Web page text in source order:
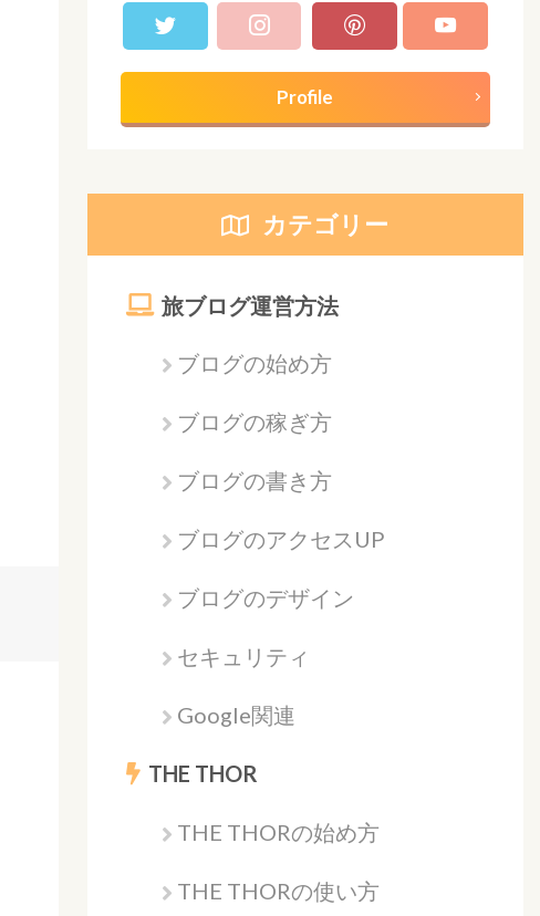
Profile
カテゴリー
旅ブログ運営方法
ブログの始め方
ブログの稼ぎ方
ブログの書き方
ブログのアクセスUP
ブログのデザイン
セキュリティ
Google関連
THE THOR
THE THORの始め方
THE THORの使い方